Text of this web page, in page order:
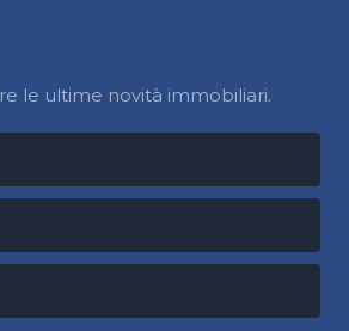
le ultime novità immobiliari.